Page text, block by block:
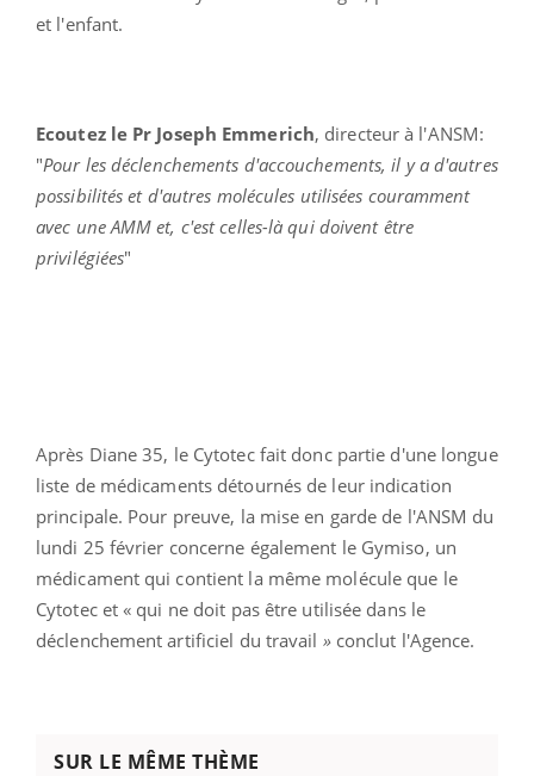
et l'enfant.
Ecoutez le Pr Joseph Emmerich, directeur à l'ANSM:
"Pour les déclenchements d'accouchements, il y a d'autres
possibilités et d'autres molécules utilisées couramment
avec une AMM et, c'est celles-là qui doivent être
privilégiées"
Après Diane 35, le Cytotec fait donc partie d'une longue
liste de médicaments détournés de leur indication
principale. Pour preuve, la mise en garde de l'ANSM du
lundi 25 février concerne également le Gymiso, un
médicament qui contient la même molécule que le
Cytotec et « qui ne doit pas être utilisée dans le
déclenchement artificiel du travail » conclut l'Agence.
SUR LE MÊME THÈME